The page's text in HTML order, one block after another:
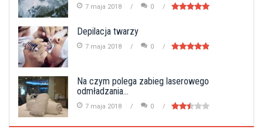
7 maja 2018 0
Depilacja twarzy
7 maja 2018 0
Na czym polega zabieg laserowego
odmładzania...
7 maja 2018 0